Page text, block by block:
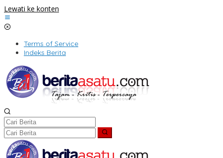
Lewati ke konten
Terms of Service
Indeks Berita